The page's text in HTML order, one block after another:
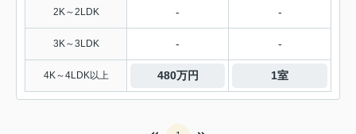
2K～2LDK - -
3K～3LDK - -
4K～4LDK以上 480万円 1室